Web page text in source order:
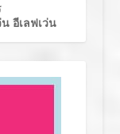
อีเลฟเว่น